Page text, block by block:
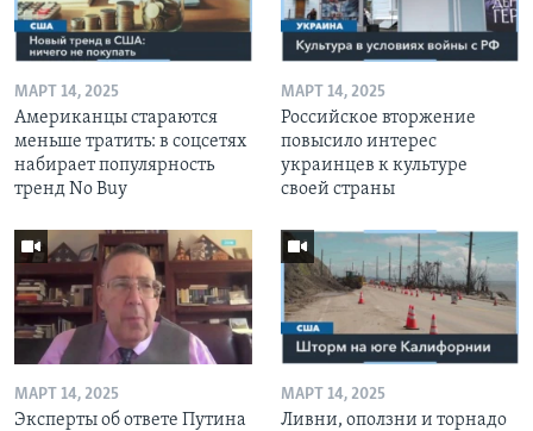
МАРТ 14, 2025
Американцы стараются
меньше тратить: в соцсетях
набирает популярность
тренд No Buy
МАРТ 14, 2025
Российское вторжение
повысило интерес
украинцев к культуре
своей страны
МАРТ 14, 2025
Эксперты об ответе Путина
МАРТ 14, 2025
Ливни, оползни и торнадо